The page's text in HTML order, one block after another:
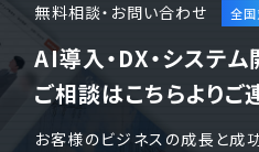
無料相談・お問い合わせ
AI導入・DX・システ
ご相談はこちらよりご
お客様のビジネスの成長と成